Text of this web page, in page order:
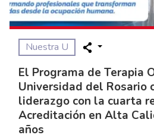
Nuestra U
El Programa de Terapia
Universidad del Rosario
liderazgo con la cuarta
Acreditación en Alta
años